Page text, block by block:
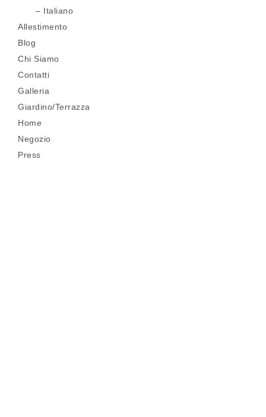
Italiano
Allestimento
Blog
Chi Siamo
Contatti
Galleria
Giardino/Terrazza
Home
Negozio
Press